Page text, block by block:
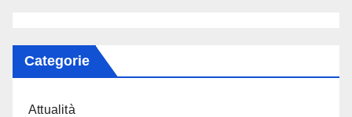
Categorie
Attualità